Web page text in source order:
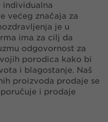
individualna
većeg značaja za
je u
ima za cilj da
odgovornost za
porodica kako bi
i blagostanje. Naš
proizvoda prodaje se
i prodaje